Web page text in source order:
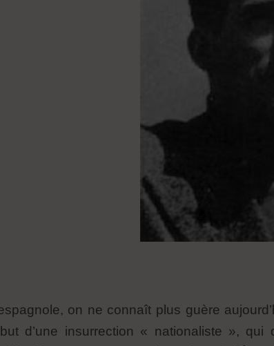
on ne connaît plus guère
d’une insurrection « nationaliste »,